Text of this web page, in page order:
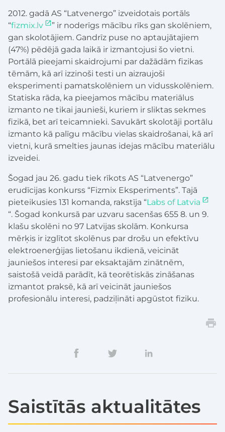
2012. gadā AS “Latvenergo” izveidotais portāls
“fizmix.lv
” ir noderīgs mācību rīks gan skolēniem,
gan skolotājiem. Gandrīz puse no aptaujātajiem
(47%) pēdējā gada laikā ir izmantojusi šo vietni.
Portālā pieejami skaidrojumi par dažādām fizikas
tēmām, kā arī izzinoši testi un aizraujoši
eksperimenti pamatskolēniem un vidusskolēniem.
Statiska rāda, ka pieejamos mācību materiālus
izmanto ne tikai jaunieši, kuriem ir sliktas sekmes
fizikā, bet arī teicamnieki. Savukārt skolotāji portālu
izmanto kā palīgu mācību vielas skaidrošanai, kā arī
vietni, kurā smelties jaunas idejas mācību materiālu
izveidei.
Šogad jau 26. gadu tiek rīkots AS “Latvenergo”
erudīcijas konkurss “Fizmix Eksperiments”. Tajā
pieteikusies 131 komanda, rakstīja “Labs of Latvia
“. Šogad konkursā par uzvaru sacenšas 655 8. un 9.
klašu skolēni no 97 Latvijas skolām. Konkursa
mērķis ir izglītot skolēnus par drošu un efektīvu
elektroenerģijas lietošanu ikdienā, veicināt
jauniešos interesi par eksaktajām zinātnēm,
saistošā veidā parādīt, kā teorētiskās zināšanas
izmantot praksē, kā arī veicināt jauniešos
profesionālu interesi, padziļināti apgūstot fiziku.
Saistītās aktualitātes